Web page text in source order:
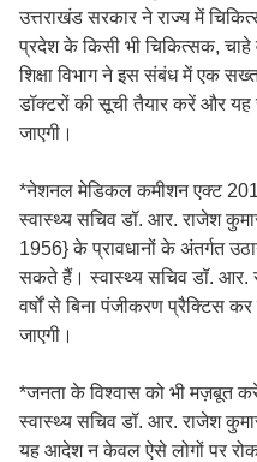
उत्तराखंड सरकार ने राज्य में
प्रदेश के किसी भी चिकित्सक, चाहे
शिक्षा विभाग ने इस संबंध में एक
डॉक्टरों की सूची तैयार करें और यह
जाएगी।
*नेशनल मेडिकल कमीशन एक्ट
स्वास्थ्य सचिव डॉ. आर. राजेश
1956} के प्रावधानों के अंतर्गत
सकते हैं। स्वास्थ्य सचिव डॉ. आर.
वर्षों से बिना पंजीकरण प्रैक्टिस
जाएगी।
*जनता के विश्वास को भी मज़बूत
स्वास्थ्य सचिव डॉ. आर. राजेश
यह आदेश न केवल ऐसे लोगों पर रोक